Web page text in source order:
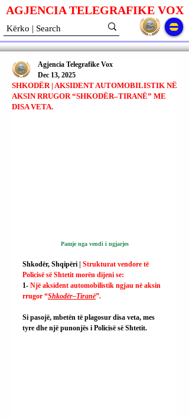
AGJENCIA TELEGRAFIKE VOX
SHKODËR | AKSIDENT AUTOMOBILISTIK NË
AKSIN RRUGOR “SHKODËR–TIRANË” ME
DISA VETA.
Agjencia Telegrafike Vox
Dec 13, 2025
Pamje nga vendi i ngjarjes
Shkodër, Shqipëri | Strukturat vendore të
Policisë së Shtetit morën dijeni se:
1- Një aksident automobilistik ngjau në aksin
rrugor “Shkodër–Tiranë”.
Si pasojë, mbetën të plagosur disa veta, mes
tyre dhe një punonjës i Policisë së Shtetit.